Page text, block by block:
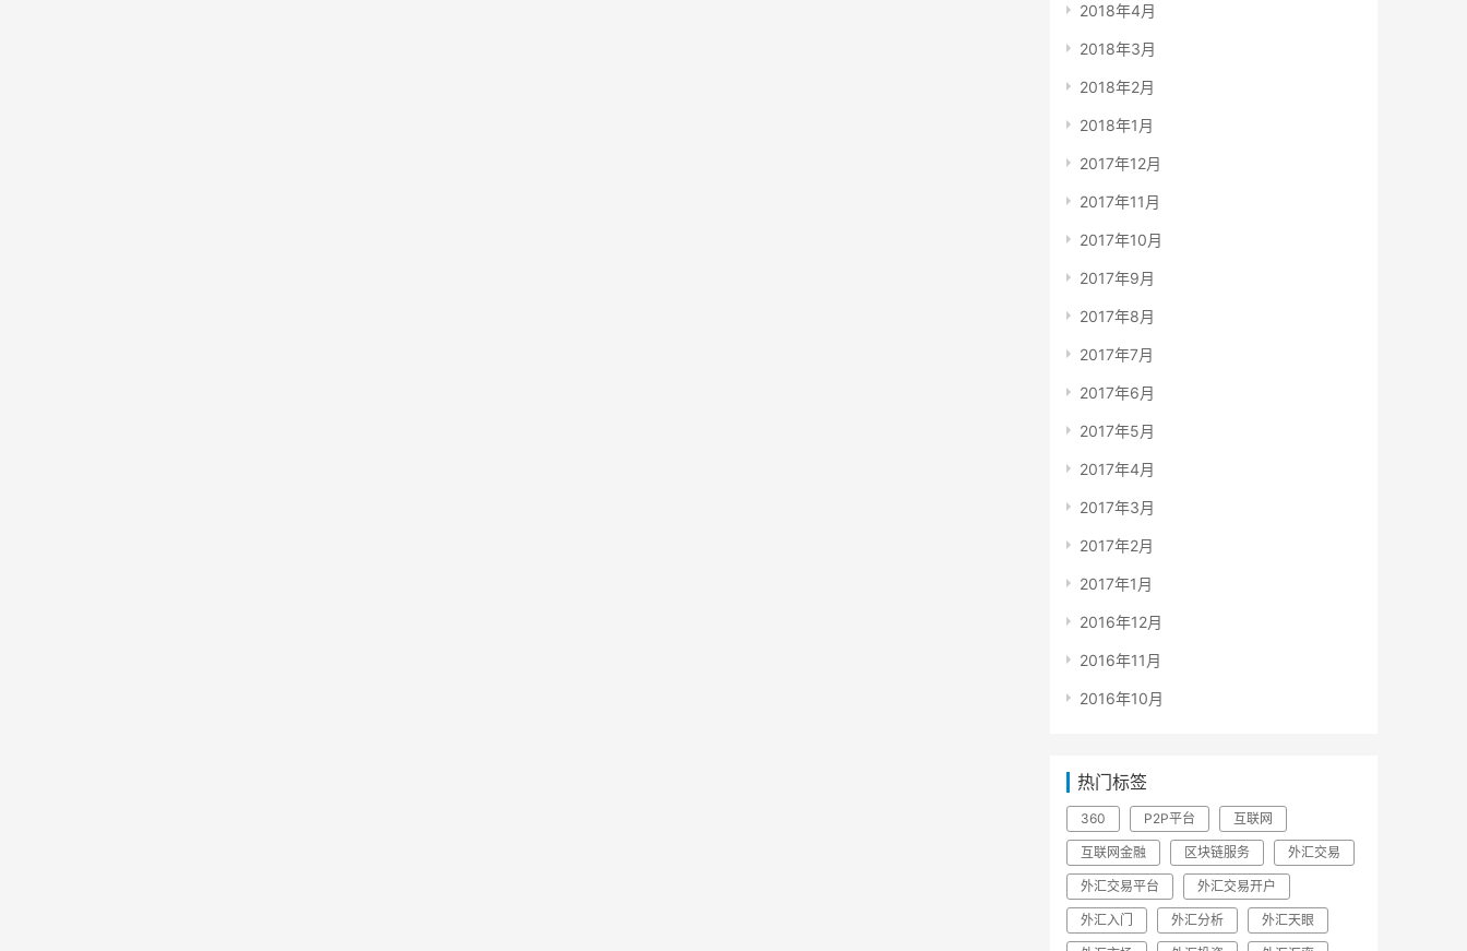
2018年4月
2018年3月
2018年2月
2018年1月
2017年12月
2017年11月
2017年10月
2017年9月
2017年8月
2017年7月
2017年6月
2017年5月
2017年4月
2017年3月
2017年2月
2017年1月
2016年12月
2016年11月
2016年10月
热门标签
360 P2P平台 互联网
互联网金融 区块链服务 外汇交易
外汇交易平台 外汇交易开户
外汇入门 外汇分析 外汇天眼